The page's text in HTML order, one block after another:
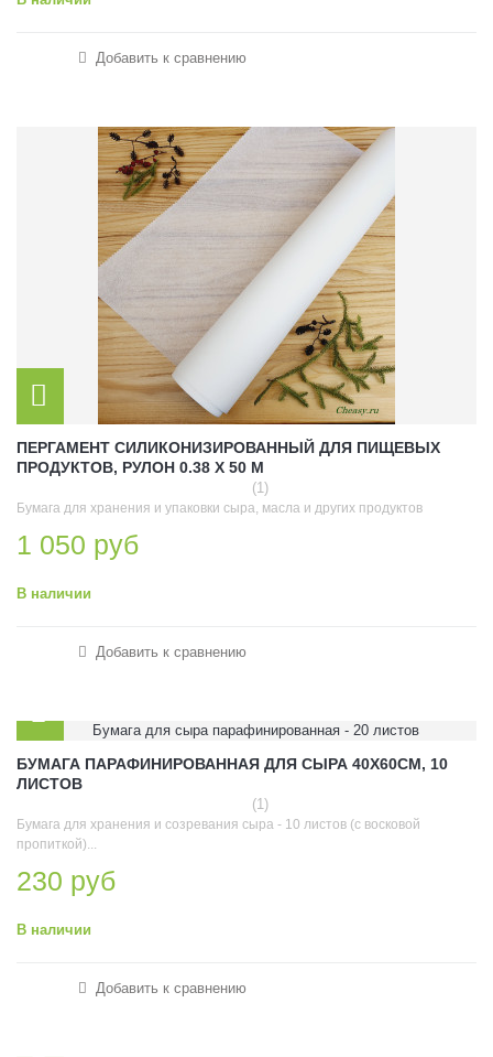
Добавить к сравнению
ПЕРГАМЕНТ СИЛИКОНИЗИРОВАННЫЙ ДЛЯ ПИЩЕВЫХ
ПРОДУКТОВ, РУЛОН 0.38 Х 50 М
(1)
Бумага для хранения и упаковки сыра, масла и других продуктов
1 050 руб
В наличии
Добавить к сравнению
БУМАГА ПАРАФИНИРОВАННАЯ ДЛЯ СЫРА 40Х60СМ, 10
ЛИСТОВ
(1)
Бумага для хранения и созревания сыра - 10 листов (с восковой
пропиткой)...
230 руб
В наличии
Добавить к сравнению